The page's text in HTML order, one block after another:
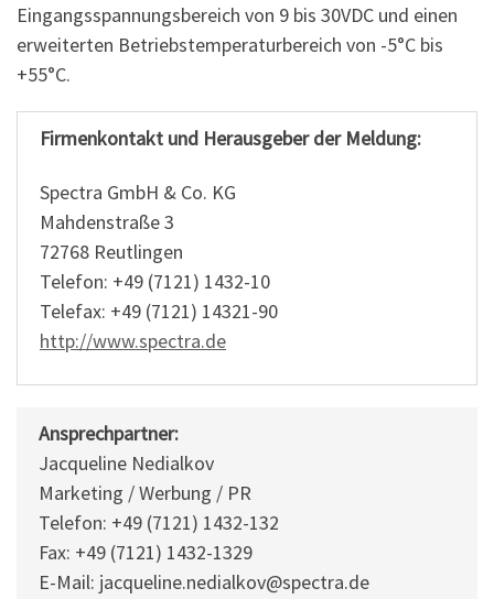
Eingangsspannungsbereich von 9 bis 30VDC und einen
erweiterten Betriebstemperaturbereich von -5°C bis
+55°C.
Firmenkontakt und Herausgeber der Meldung:
Spectra GmbH & Co. KG
Mahdenstraße 3
72768 Reutlingen
Telefon: +49 (7121) 1432-10
Telefax: +49 (7121) 14321-90
http://www.spectra.de
Ansprechpartner:
Jacqueline Nedialkov
Marketing / Werbung / PR
Telefon: +49 (7121) 1432-132
Fax: +49 (7121) 1432-1329
E-Mail: jacqueline.nedialkov@spectra.de